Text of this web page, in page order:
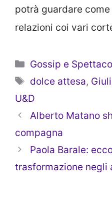
potrà guardare
relazioni coi vari
Categorie
Gossip e
Tag
dolce attesa,
U&D
Alberto Matano
compagna
Paola Barale:
trasformazione negli